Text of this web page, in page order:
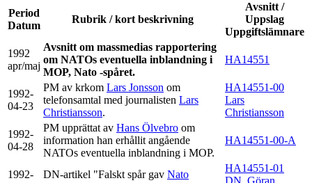
Period
Datum
Rubrik / kort beskrivning
Avsnitt /
Uppslag
Uppgiftslämnare
1992
apr/maj
Avsnitt om massmedias rapportering
om NATOs eventuella inblandning i
MOP, Nato -spåret.
HA14551
1992-
04-23
PM av krkom Lars Jonsson om
telefonsamtal med journalisten Lars
Christiansson.
HA14551-00
Lars
Christiansson
1992-
04-28
PM upprättat av Hans Ölvebro om
information han erhållit angående
NATOs eventuella inblandning i MOP.
HA14551-00-A
1992-
DN-artikel "Falskt spår gav Nato
HA14551-01